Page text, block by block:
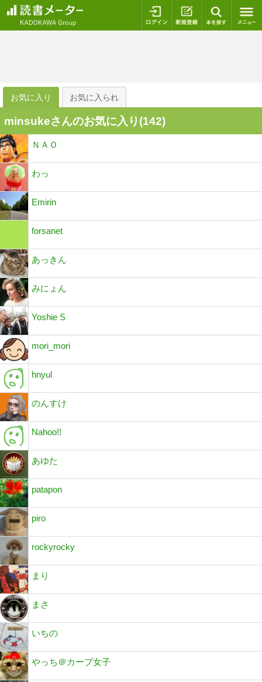
ログイン 新規登録
お気に入り お気に入られ
minsukeさんのお気に入り(142)
ＮＡＯ
わっ
Emirin
forsanet
あっきん
みにょん
Yoshie S
mori_mori
hnyul
のんすけ
Nahoo!!
あゆた
patapon
piro
rockyrocky
まり
まさ
いちの
やっち＠カープ女子